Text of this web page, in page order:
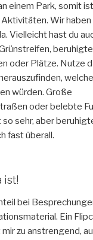
einem Park, somit
Wir
Vielleicht hast du
oder Plätze. Nutze
würden. Große
oder belebte
so sehr, aber
fast überall.
ist!
bei
Ein
zu anstrengend,